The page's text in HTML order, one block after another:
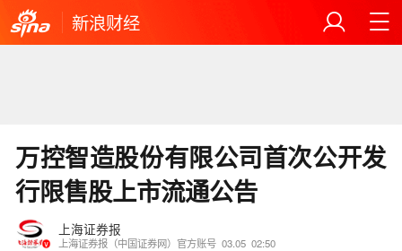
新浪财经
万控智造股份有限公司首次公开发
行限售股上市流通公告
上海证券报
上海证券报（中国证券网）官方账号 03.05 02:50